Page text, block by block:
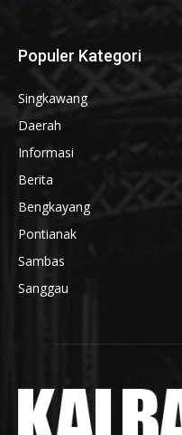
Populer Kategori
Singkawang
Daerah
Informasi
Berita
Bengkayang
Pontianak
Sambas
Sanggau